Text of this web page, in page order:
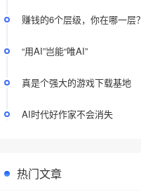
赚钱的6个层级，你在哪一层？
“用AI”岂能“唯AI”
真是个强大的游戏下载基地
AI时代好作家不会消失
热门文章